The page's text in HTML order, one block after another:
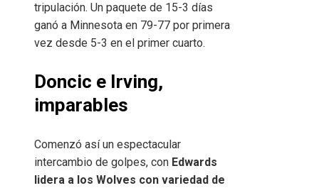
tripulación. Un paquete de 15-3 días
ganó a Minnesota en 79-77 por primera
vez desde 5-3 en el primer cuarto.
Doncic e Irving,
imparables
Comenzó así un espectacular
intercambio de golpes, con Edwards
lidera a los Wolves con variedad de